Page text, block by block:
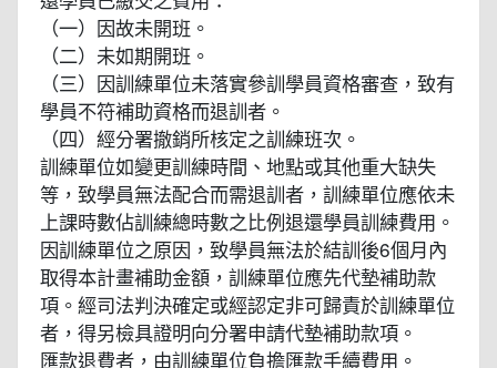
（一）因故未開班。
（二）未如期開班。
（三）因訓練單位未落實參訓學員資格審查，致有
學員不符補助資格而退訓者。
（四）經分署撤銷所核定之訓練班次。
訓練單位如變更訓練時間、地點或其他重大缺失
等，致學員無法配合而需退訓者，訓練單位應依未
上課時數佔訓練總時數之比例退還學員訓練費用。
因訓練單位之原因，致學員無法於結訓後6個月內
取得本計畫補助金額，訓練單位應先代墊補助款
項。經司法判決確定或經認定非可歸責於訓練單位
者，得另檢具證明向分署申請代墊補助款項。
匯款退費者，由訓練單位負擔匯款手續費用。